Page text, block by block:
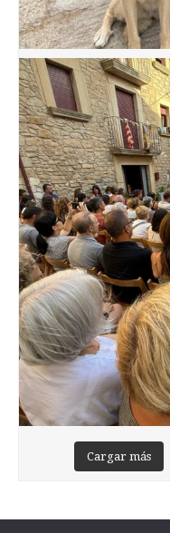
Cargar más